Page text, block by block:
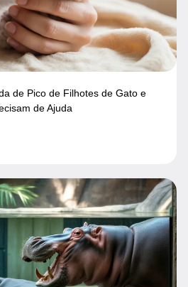
de Pico de Filhotes de Gato e
de Ajuda